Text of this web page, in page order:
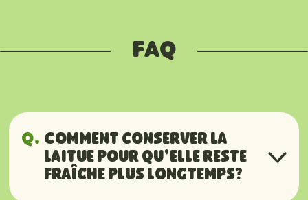
FAQ
Q. Comment conserver la
laitue pour qu’elle reste
fraîche plus longtemps?